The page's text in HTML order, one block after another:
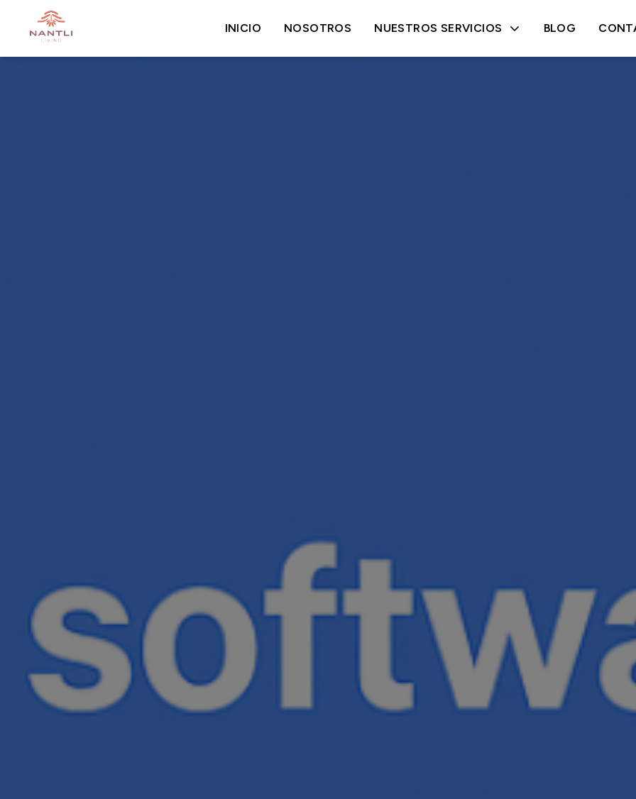
INICIO NOSOTROS NUESTROS SERVICIOS BLOG